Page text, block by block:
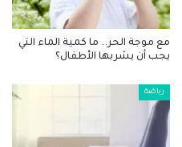
مع موجة الحر.. ما كمية الماء التي
يجب أن يشربها الأطفال؟
رياضة